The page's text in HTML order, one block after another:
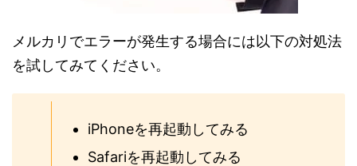
メルカリでエラーが発生する場合には以下の対処法
を試してみてください。
iPhoneを再起動してみる
Safariを再起動してみる